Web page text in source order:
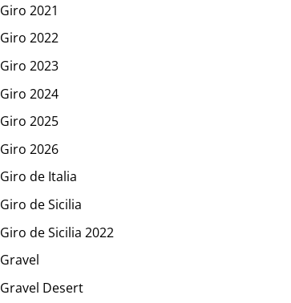
Giro 2021
Giro 2022
Giro 2023
Giro 2024
Giro 2025
Giro 2026
Giro de Italia
Giro de Sicilia
Giro de Sicilia 2022
Gravel
Gravel Desert